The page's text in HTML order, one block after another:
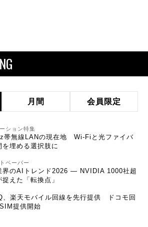
月間 会員限定
ション特集
帯無線LANの現在地 Wi-Fiと光ファイバ
を埋める選択肢に
ペーパー
界のAIトレンド2026 ― NVIDIA 1000社超
えた「転換点」
、楽天モバイル回線を先行提供 ドコモ回
提供開始